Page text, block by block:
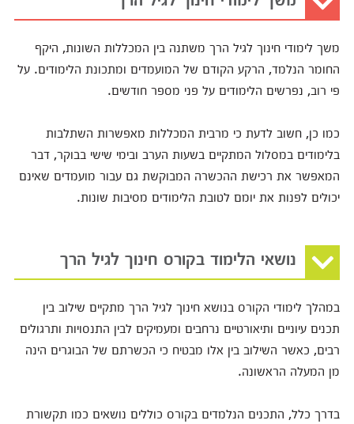
משך לימודי חינוך לגיל הרך משתנה בין המכללות השונות, היקף
החומר הנלמד, הרקע הקודם של המועמדים ומתכונת הלימודים. על
פי רוב, נפרשים הלימודים על פני מספר חודשים.
כמו כן, חשוב לדעת כי מרבית המכללות מאפשרות השתלבות
בלימודים במסלול המתקיים בשעות הערב ובימי שישי בבוקר, דבר
המאפשר את רכישת ההכשרה המבוקשת גם עבור מועמדים שאינם
יכולים לפנות את יומם לטובת הלימודים מסיבות שונות.
נושאי הלימוד בקורס חינוך לגיל הרך
במהלך לימודי הקורס בנושא חינוך לגיל הרך מתקיים שילוב בין
תכנים עיוניים ותיאורטיים נרחבים ומעמיקים לבין התנסויות ותרגולים
רבים, כאשר השילוב בין אלו מבטיח כי הכשרתם של הבוגרים הינה
מן המעלה הראשונה.
בדרך כלל, התכנים הנלמדים בקורס כוללים נושאים כמו תקשורת